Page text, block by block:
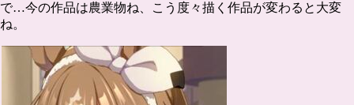
で…今の作品は農業物ね、こう度々描く作品が変わると大変
ね。